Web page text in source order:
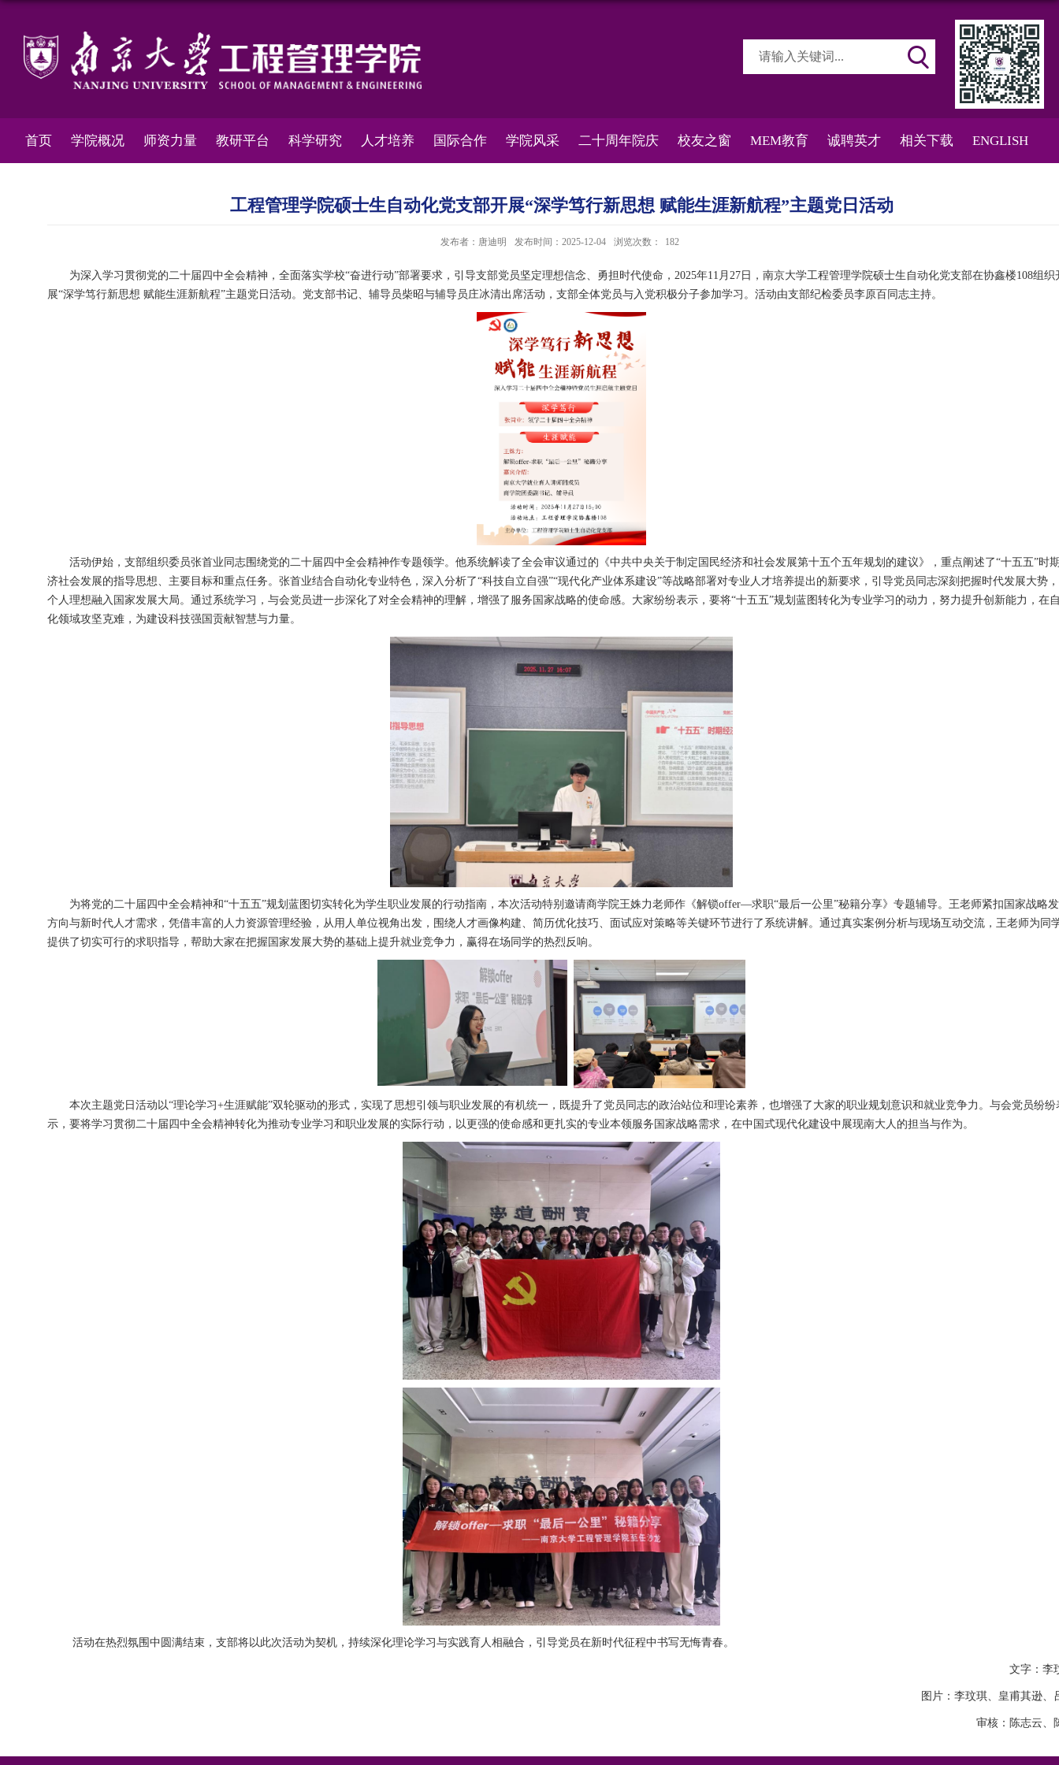
首页 学院概况 师资力量 教研平台 科学研究 人才培养 国际合作 学院风采 二十周年院庆 校友之窗 MEM教育 诚聘英才 相关下载 ENGLISH
工程管理学院硕士生自动化党支部开展“深学笃行新思想 赋能生涯新航程”主题党日活动
发布者：唐迪明 发布时间：2025-12-04 浏览次数： 182
为深入学习贯彻党的二十届四中全会精神，全面落实学校“奋进行动”部署要求，引导支部党员坚定理想信念、勇担时代使命，2025年11月27日，南京大学工程管理学院硕士生自动化党支部在协鑫楼108组织
展“深学笃行新思想 赋能生涯新航程”主题党日活动。党支部书记、辅导员柴昭与辅导员庄冰清出席活动，支部全体党员与入党积极分子参加学习。活动由支部纪检委员李原百同志主持。
活动伊始，支部组织委员张首业同志围绕党的二十届四中全会精神作专题领学。他系统解读了全会审议通过的《中共中央关于制定国民经济和社会发展第十五个五年规划的建议》，重点阐述了“十五五”时
济社会发展的指导思想、主要目标和重点任务。张首业结合自动化专业特色，深入分析了“科技自立自强”“现代化产业体系建设”等战略部署对专业人才培养提出的新要求，引导党员同志深刻把握时代发展大势
个人理想融入国家发展大局。通过系统学习，与会党员进一步深化了对全会精神的理解，增强了服务国家战略的使命感。大家纷纷表示，要将“十五五”规划蓝图转化为专业学习的动力，努力提升创新能力，在
化领域攻坚克难，为建设科技强国贡献智慧与力量。
为将党的二十届四中全会精神和“十五五”规划蓝图切实转化为学生职业发展的行动指南，本次活动特别邀请商学院王姝力老师作《解锁offer—求职“最后一公里”秘籍分享》专题辅导。王老师紧扣国家战略
方向与新时代人才需求，凭借丰富的人力资源管理经验，从用人单位视角出发，围绕人才画像构建、简历优化技巧、面试应对策略等关键环节进行了系统讲解。通过真实案例分析与现场互动交流，王老师为同
提供了切实可行的求职指导，帮助大家在把握国家发展大势的基础上提升就业竞争力，赢得在场同学的热烈反响。
本次主题党日活动以“理论学习+生涯赋能”双轮驱动的形式，实现了思想引领与职业发展的有机统一，既提升了党员同志的政治站位和理论素养，也增强了大家的职业规划意识和就业竞争力。与会党员纷纷
示，要将学习贯彻二十届四中全会精神转化为推动专业学习和职业发展的实际行动，以更强的使命感和更扎实的专业本领服务国家战略需求，在中国式现代化建设中展现南大人的担当与作为。
活动在热烈氛围中圆满结束，支部将以此次活动为契机，持续深化理论学习与实践育人相融合，引导党员在新时代征程中书写无悔青春。
文字：李
图片：李玟琪、皇甫其逊、
审核：陈志云、